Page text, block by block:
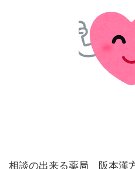
相談の出来る薬局 阪本漢